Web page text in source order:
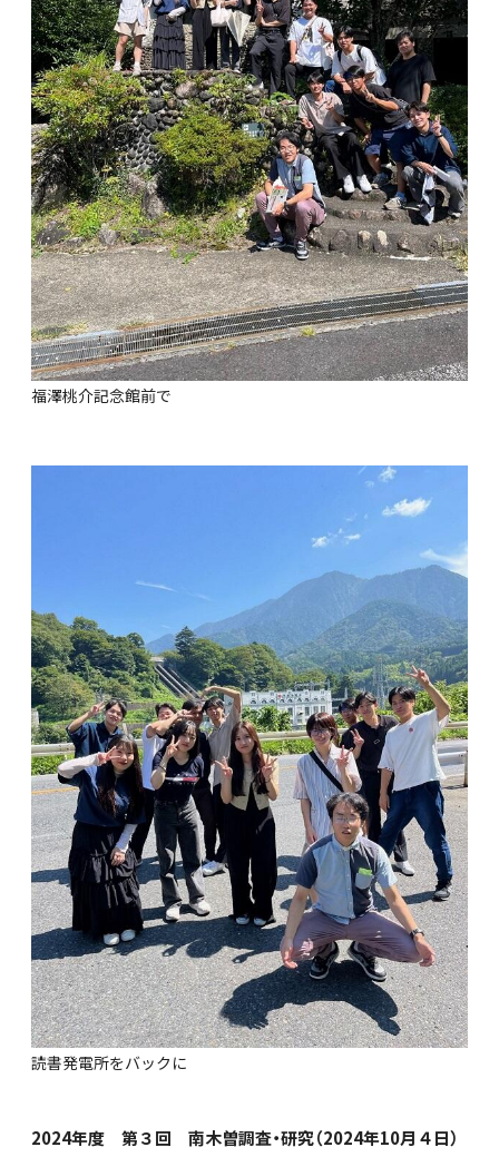
福澤桃介記念館前で
読書発電所をバックに
2024年度 第３回 南木曽調査・研究（2024年10月４日）